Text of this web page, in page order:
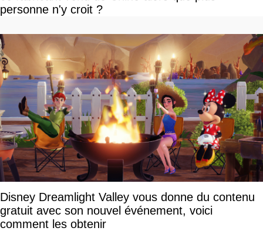
personne n'y croit ?
Disney Dreamlight Valley vous donne du contenu
gratuit avec son nouvel événement, voici
comment les obtenir